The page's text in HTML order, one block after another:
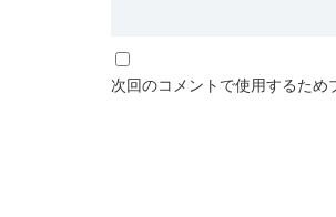
次回のコメントで使用するた